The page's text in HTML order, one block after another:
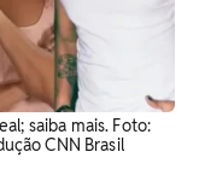
saiba mais. Foto:
CNN Brasil